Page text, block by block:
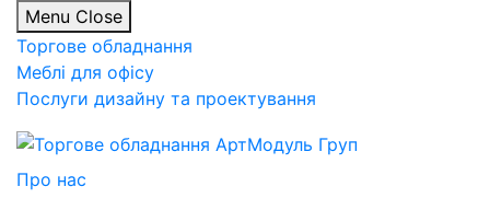
Menu Close
Торгове обладнання
Меблі для офісу
Послуги дизайну та проектування
Про нас